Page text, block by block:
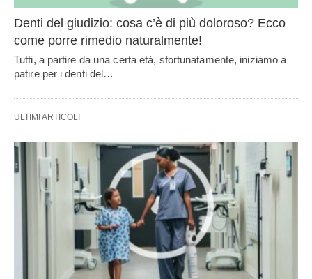
Denti del giudizio: cosa c’è di più doloroso? Ecco
come porre rimedio naturalmente!
Tutti, a partire da una certa età, sfortunatamente, iniziamo a
patire per i denti del…
ULTIMI ARTICOLI